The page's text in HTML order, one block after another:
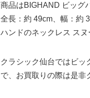
商品はBIGHAND ビッグ
全長：約 49cm、幅：約
ハンドのネックレス ス
クラシック仙台ではビ
で、お買取りの際は是非